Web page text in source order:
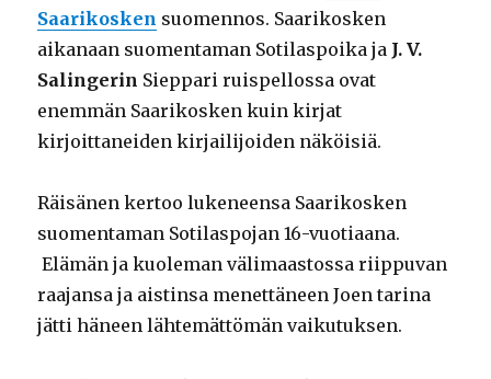
Saarikosken suomennos. Saarikosken
aikanaan suomentaman Sotilaspoika ja J. V.
Salingerin Sieppari ruispellossa ovat
enemmän Saarikosken kuin kirjat
kirjoittaneiden kirjailijoiden näköisiä.
Räisänen kertoo lukeneensa Saarikosken
suomentaman Sotilaspojan 16-vuotiaana.
Elämän ja kuoleman välimaastossa riippuvan
raajansa ja aistinsa menettäneen Joen tarina
jätti häneen lähtemättömän vaikutuksen.